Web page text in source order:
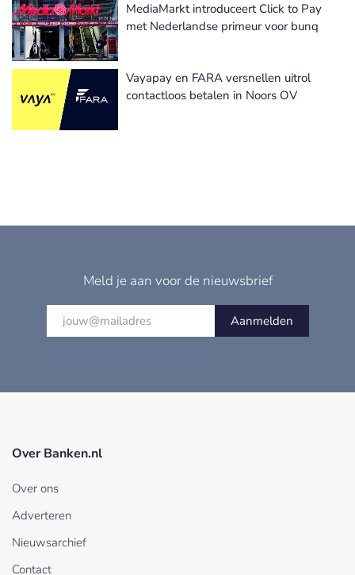
MediaMarkt introduceert Click to Pay
met Nederlandse primeur voor bunq
Vayapay en FARA versnellen uitrol
contactloos betalen in Noors OV
Meld je aan voor de nieuwsbrief
Aanmelden
Over Banken.nl
Over ons
Adverteren
Nieuwsarchief
Contact